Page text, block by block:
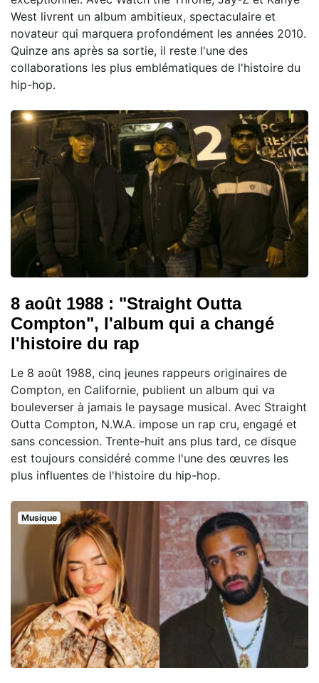
West livrent un album ambitieux, spectaculaire et
novateur qui marquera profondément les années 2010.
Quinze ans après sa sortie, il reste l'une des
collaborations les plus emblématiques de l'histoire du
hip-hop.
8 août 1988 : "Straight Outta
Compton", l'album qui a changé
l'histoire du rap
Le 8 août 1988, cinq jeunes rappeurs originaires de
Compton, en Californie, publient un album qui va
bouleverser à jamais le paysage musical. Avec Straight
Outta Compton, N.W.A. impose un rap cru, engagé et
sans concession. Trente-huit ans plus tard, ce disque
est toujours considéré comme l'une des œuvres les
plus influentes de l'histoire du hip-hop.
Musique